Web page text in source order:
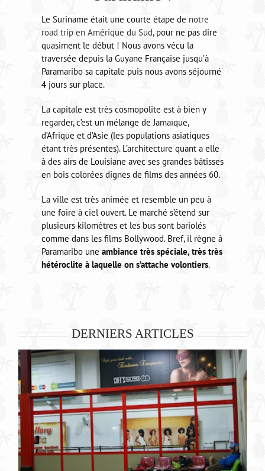
Le Suriname était une courte étape de notre
road trip en Amérique du Sud, pour ne pas dire
quasiment le début ! Nous avons vécu la
traversée depuis la Guyane Française jusqu’à
Paramaribo sa capitale puis nous avons séjourné
4 jours sur place.
La capitale est très cosmopolite est à bien y
regarder, c’est un mélange de Jamaïque,
d’Afrique et d’Asie (les populations asiatiques
étant très présentes). L’architecture quant a elle
à des airs de Louisiane avec ses grandes bâtisses
en bois colorées dignes de films des années 60.
La ville est très animée et resemble un peu à
une foire à ciel ouvert. Le marché s’étend sur
plusieurs kilomètres et les bus sont bariolés
comme dans les films Bollywood. Bref, il règne à
Paramaribo une ambiance très spéciale, très très
hétéroclite à laquelle on s’attache volontiers.
DERNIERS ARTICLES